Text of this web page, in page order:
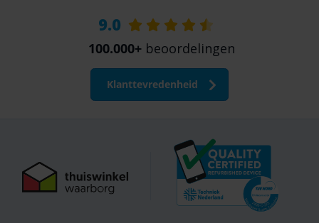
9.0
100.000+ beoordelingen
Klanttevredenheid